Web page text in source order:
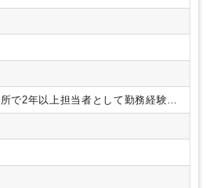
務申告書の作成・税務調査の立会
など
る実務型税理士法人です。
でも検索できます。
で2年以上担当者として勤務経験の
上ご経験の方・日商簿記２級以
方